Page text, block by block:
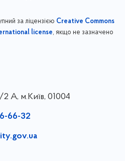
за ліцензією Creative Commons
license, якщо не зазначено
А, м.Київ, 01004
66-32